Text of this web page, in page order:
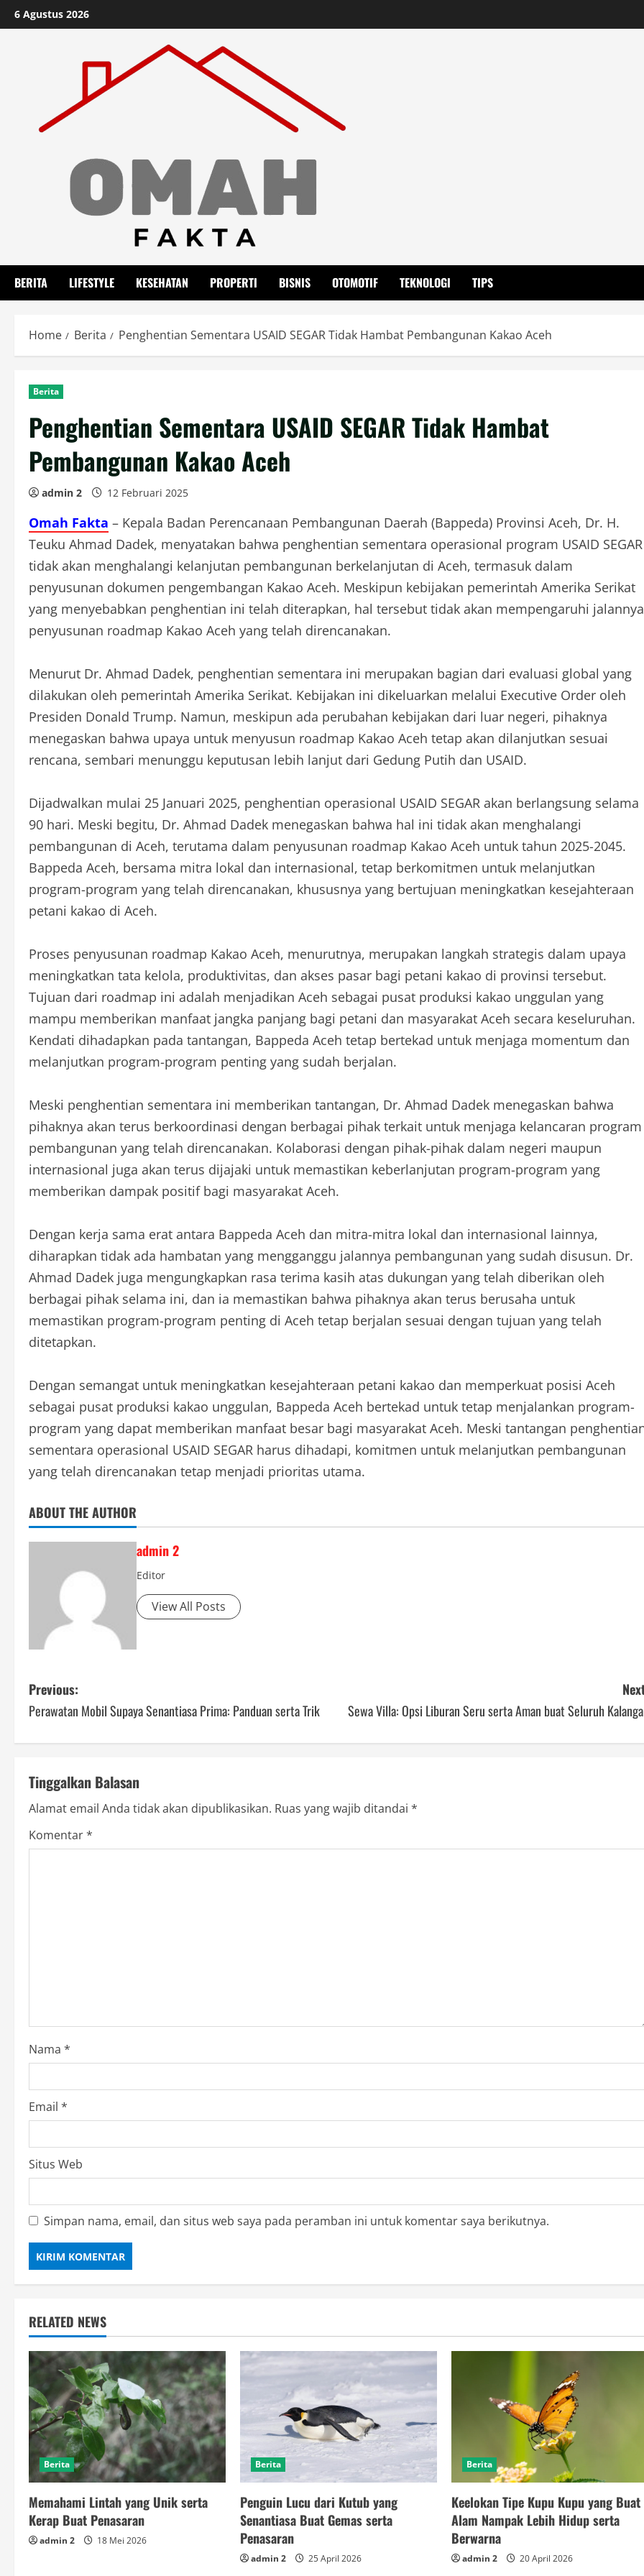
Skip
to
6 Agustus 2026
BERITA LIFESTYLE KESEHATAN PROPERTI BISNIS OTOMOTIF TEKNOLOGI TIPS
Home Berita Penghentian Sementara USAID SEGAR Tidak Hambat Pembangunan Kakao Aceh
Berita
Penghentian Sementara USAID SEGAR Tidak Hambat
Pembangunan Kakao Aceh
admin 2 12 Februari 2025
Omah Fakta – Kepala Badan Perencanaan Pembangunan Daerah (Bappeda) Provinsi Aceh, Dr. H.
Teuku Ahmad Dadek, menyatakan bahwa penghentian sementara operasional program USAID SEGAR
tidak akan menghalangi kelanjutan pembangunan berkelanjutan di Aceh, termasuk dalam
penyusunan dokumen pengembangan Kakao Aceh. Meskipun kebijakan pemerintah Amerika Serikat
yang menyebabkan penghentian ini telah diterapkan, hal tersebut tidak akan mempengaruhi jalannya
penyusunan roadmap Kakao Aceh yang telah direncanakan.
Menurut Dr. Ahmad Dadek, penghentian sementara ini merupakan bagian dari evaluasi global yang
dilakukan oleh pemerintah Amerika Serikat. Kebijakan ini dikeluarkan melalui Executive Order oleh
Presiden Donald Trump. Namun, meskipun ada perubahan kebijakan dari luar negeri, pihaknya
menegaskan bahwa upaya untuk menyusun roadmap Kakao Aceh tetap akan dilanjutkan sesuai
rencana, sembari menunggu keputusan lebih lanjut dari Gedung Putih dan USAID.
Dijadwalkan mulai 25 Januari 2025, penghentian operasional USAID SEGAR akan berlangsung selama
90 hari. Meski begitu, Dr. Ahmad Dadek menegaskan bahwa hal ini tidak akan menghalangi
pembangunan di Aceh, terutama dalam penyusunan roadmap Kakao Aceh untuk tahun 2025-2045.
Bappeda Aceh, bersama mitra lokal dan internasional, tetap berkomitmen untuk melanjutkan
program-program yang telah direncanakan, khususnya yang bertujuan meningkatkan kesejahteraan
petani kakao di Aceh.
Proses penyusunan roadmap Kakao Aceh, menurutnya, merupakan langkah strategis dalam upaya
meningkatkan tata kelola, produktivitas, dan akses pasar bagi petani kakao di provinsi tersebut.
Tujuan dari roadmap ini adalah menjadikan Aceh sebagai pusat produksi kakao unggulan yang
mampu memberikan manfaat jangka panjang bagi petani dan masyarakat Aceh secara keseluruhan.
Kendati dihadapkan pada tantangan, Bappeda Aceh tetap bertekad untuk menjaga momentum dan
melanjutkan program-program penting yang sudah berjalan.
Meski penghentian sementara ini memberikan tantangan, Dr. Ahmad Dadek menegaskan bahwa
pihaknya akan terus berkoordinasi dengan berbagai pihak terkait untuk menjaga kelancaran program
pembangunan yang telah direncanakan. Kolaborasi dengan pihak-pihak dalam negeri maupun
internasional juga akan terus dijajaki untuk memastikan keberlanjutan program-program yang
memberikan dampak positif bagi masyarakat Aceh.
Dengan kerja sama erat antara Bappeda Aceh dan mitra-mitra lokal dan internasional lainnya,
diharapkan tidak ada hambatan yang mengganggu jalannya pembangunan yang sudah disusun. Dr.
Ahmad Dadek juga mengungkapkan rasa terima kasih atas dukungan yang telah diberikan oleh
berbagai pihak selama ini, dan ia memastikan bahwa pihaknya akan terus berusaha untuk
memastikan program-program penting di Aceh tetap berjalan sesuai dengan tujuan yang telah
ditetapkan.
Dengan semangat untuk meningkatkan kesejahteraan petani kakao dan memperkuat posisi Aceh
sebagai pusat produksi kakao unggulan, Bappeda Aceh bertekad untuk tetap menjalankan program-
program yang dapat memberikan manfaat besar bagi masyarakat Aceh. Meski tantangan
sementara operasional USAID SEGAR harus dihadapi, komitmen untuk melanjutkan pembangunan
yang telah direncanakan tetap menjadi prioritas utama.
ABOUT THE AUTHOR
admin 2
Editor
View All Posts
P
o
s
t
n
a
i
o
n
Previous:
Perawatan Mobil Supaya Senantiasa Prima: Panduan serta Trik
Sewa Villa: Opsi Liburan Seru serta Aman buat Seluruh
Tinggalkan Balasan
Alamat email Anda tidak akan dipublikasikan. Ruas yang wajib ditandai *
Komentar*
Nama *
Email *
Situs Web
Simpan nama, email, dan situs web saya pada peramban ini untuk komentar saya berikutnya.
RELATED NEWS
Berita
Memahami Lintah yang Unik serta
Kerap Buat Penasaran
admin 2 18 Mei 2026
Berita
Penguin Lucu dari Kutub yang
Senantiasa Buat Gemas serta
Penasaran
admin 2 25 April 2026
Berita
Keelokan Tipe Kupu Kupu yang Buat
Alam Nampak Lebih Hidup serta
Berwarna
admin 2 20 April 2026